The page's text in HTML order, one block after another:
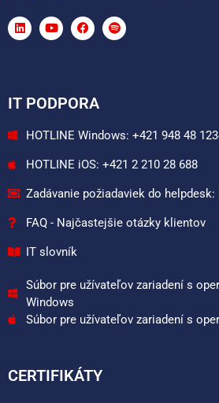
IT PODPORA
HOTLINE Windows: +421 948 48
HOTLINE iOS: +421 2 210 28 688
Zadávanie požiadaviek do
FAQ - Najčastejšie otázky klientov
IT slovník
Súbor pre užívateľov zariadení s
Windows
Súbor pre užívateľov zariadení s
CERTIFIKÁTY